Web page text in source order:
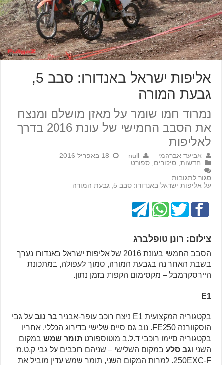
אליפות ישראל באנדורו: סבב 5,
גבעת המורה
נמרוד חמו שומר על מאזן מושלם ומנצח
את הסבב החמישי של עונת 2016 בדרך
לאליפות
אביעד אברהמי null
18 באפריל 2016
חדשות ,סיקורים ,ספורט
סגור לתגובות
על אליפות ישראל באנדורו: סבב 5, גבעת המורה
צילום: רונן טופלברג
הסבב החמשי בעונת 2016 של אליפות ישראל באנדורו נערך
בשבת האחרונה בגבעת המורה, סמוך לעפולה, במתכונת
היירסקרמבל – מקסימום הקפות בזמן נתון.
E1
בקטגוריה המקצועית E1 ניצח רוכב עופר-אבניר בר נוב על גבי
הוסקוורנה FE250. נוב גם סיים שלישי בדירוג הכללי. אחריו
בקטגוריה סיימו רוכבי ד.ל.ב מוטוספורטתומר שמש במקום
השני וגב סלע במקום השלישי – שניהם רוכבים על גבי ק.ט.מ
250EXC-F. למרות המקום השני, תומר שמש עדין מוביל את